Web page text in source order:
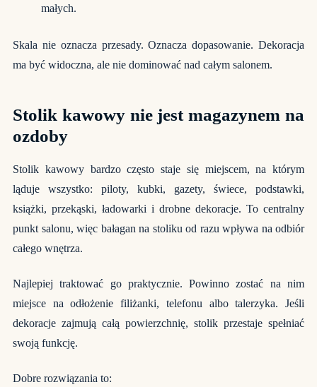
małych.
Skala nie oznacza przesady. Oznacza dopasowanie. Dekoracja
ma być widoczna, ale nie dominować nad całym salonem.
Stolik kawowy nie jest magazynem na
ozdoby
Stolik kawowy bardzo często staje się miejscem, na którym
ląduje wszystko: piloty, kubki, gazety, świece, podstawki,
książki, przekąski, ładowarki i drobne dekoracje. To centralny
punkt salonu, więc bałagan na stoliku od razu wpływa na odbiór
całego wnętrza.
Najlepiej traktować go praktycznie. Powinno zostać na nim
miejsce na odłożenie filiżanki, telefonu albo talerzyka. Jeśli
dekoracje zajmują całą powierzchnię, stolik przestaje spełniać
swoją funkcję.
Dobre rozwiązania to: